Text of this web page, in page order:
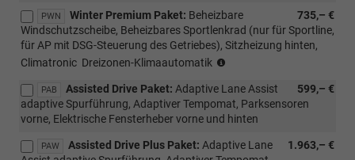
für
m-
HEV,
mit
PWN 735,– €
Winter Premium Paket: Beheizbare
Windschutzscheibe, Beheizbares Sportlenkrad (nur für Sportline,
für AP mit DSG-Steuerung des Getriebes), Sitzheizung hinten,
Climatronic  Dreizonen-Klimaautomatik
PLC/PL4/PLF/PL9
möglich)
PAB 599,– €
Assisted Drive Paket: Adaptive Lane Assist
adaptive Spurführung, Adaptiver Tempomat, Parksensoren
vorne, Elektrische Fensterheber vorne und hinten
PAW 1.963,– €
Assisted Drive Plus Paket: Adaptive Lane